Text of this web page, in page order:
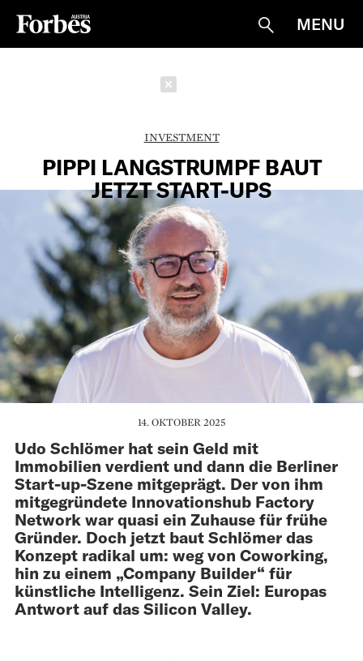
Suche
MENU
INVESTMENT
PIPPI LANGSTRUMPF BAUT
JETZT START-UPS
14. OKTOBER 2025
Udo Schlömer hat sein Geld mit
Immobilien verdient und dann die Berliner
Start-up-Szene mitgeprägt. Der von ihm
mitgegründete Innovationshub Factory
Network war quasi ein Zuhause für frühe
Gründer. Doch jetzt baut Schlömer das
Konzept radikal um: weg von Coworking,
hin zu einem „Company Builder“ für
künstliche Intelligenz. Sein Ziel: Europas
Antwort auf das Silicon Valley.